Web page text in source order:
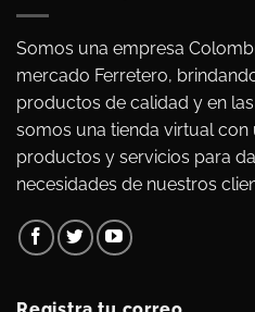
Somos una empresa
mercado Ferretero,
productos de calidad y en
somos una tienda virtual
productos y servicios para
necesidades de nuestros